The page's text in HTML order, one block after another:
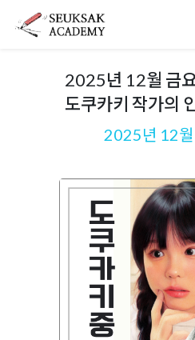
2025년 12월 금
도쿠카키 작가의
2025년 12월